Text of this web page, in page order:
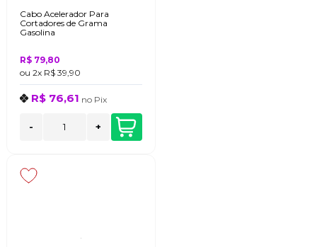
Cabo Acelerador Para
Cortadores de Grama
Gasolina
R$ 79,80
ou 2x R$ 39,90
R$ 76,61 no Pix
- +